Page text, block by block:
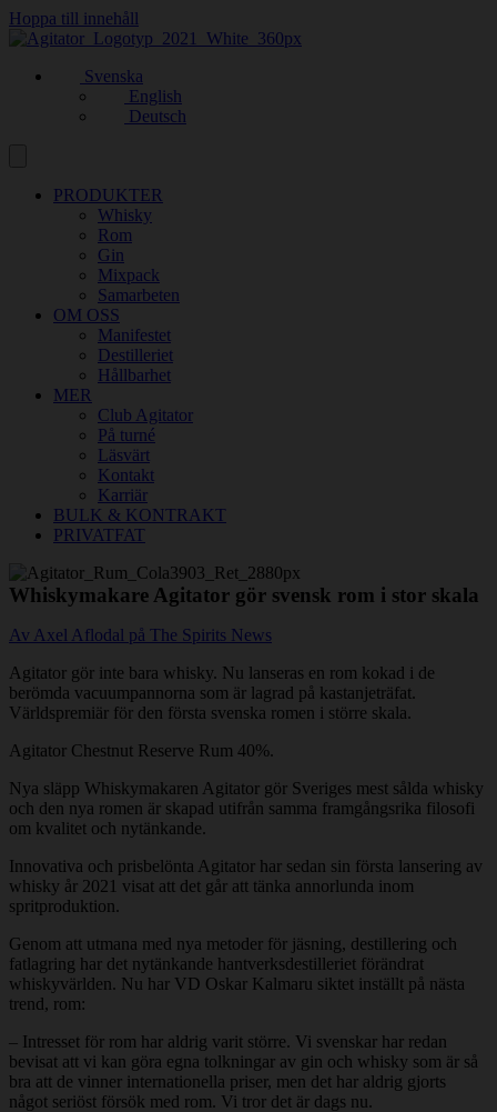
Hoppa till innehåll
Svenska
English
Deutsch
PRODUKTER
Whisky
Rom
Gin
Mixpack
Samarbeten
OM OSS
Manifestet
Destilleriet
Hållbarhet
MER
Club Agitator
På turné
Läsvärt
Kontakt
Karriär
BULK & KONTRAKT
PRIVATFAT
Whiskymakare Agitator gör svensk rom i stor skala
Av Axel Aflodal på The Spirits News
Agitator gör inte bara whisky. Nu lanseras en rom kokad i de
berömda vacuumpannorna som är lagrad på kastanjeträfat.
Världspremiär för den första svenska romen i större skala.
Agitator Chestnut Reserve Rum 40%.
Nya släpp Whiskymakaren Agitator gör Sveriges mest sålda whisky
och den nya romen är skapad utifrån samma framgångsrika filosofi
om kvalitet och nytänkande.
Innovativa och prisbelönta Agitator har sedan sin första lansering av
whisky år 2021 visat att det går att tänka annorlunda inom
spritproduktion.
Genom att utmana med nya metoder för jäsning, destillering och
fatlagring har det nytänkande hantverksdestilleriet förändrat
whiskyvärlden. Nu har VD Oskar Kalmaru siktet inställt på nästa
trend, rom:
– Intresset för rom har aldrig varit större. Vi svenskar har redan
bevisat att vi kan göra egna tolkningar av gin och whisky som är så
bra att de vinner internationella priser, men det har aldrig gjorts
något seriöst försök med rom. Vi tror det är dags nu.